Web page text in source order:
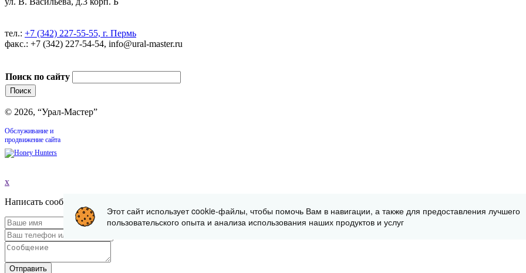
тел.: +7 (342) 227-55-55, г. Пермь
факс.: +7 (342) 227-54-54, info@ural-master.ru
Поиск по сайту
© 2026, “Урал-Мастер”
Обслуживание и
продвижение сайта
x
Написать сообщение
Отправить
Этот сайт использует cookie-файлы, чтобы помочь Вам в навигации, а также для предоставления лучшего
пользовательского опыта и анализа использования наших продуктов и услуг